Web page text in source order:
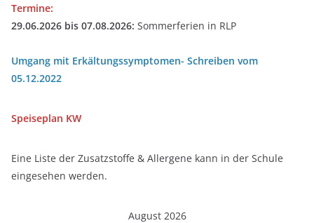
Termine:
29.06.2026 bis 07.08.2026: Sommerferien in RLP
Umgang mit Erkältungssymptomen- Schreiben vom
05.12.2022
Speiseplan KW
Eine Liste der Zusatzstoffe & Allergene kann in der Schule
eingesehen werden.
August 2026